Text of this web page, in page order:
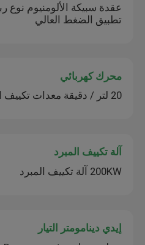
تطبيق الضغط العالي
محرك كهربائي
20 لتر / دقيقة معدات تكييف الزيت
آلة تكييف المبرد
200KW آلة تكييف المبرد
إيدي دينامومتر التيار